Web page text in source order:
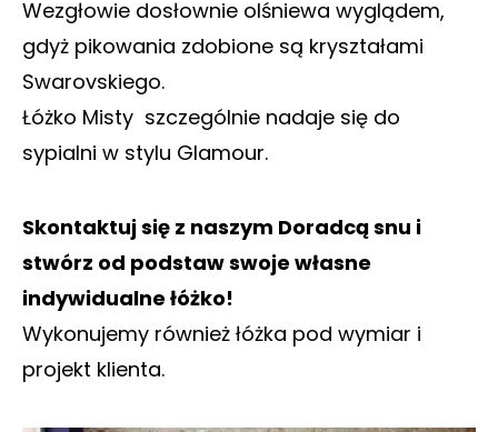
A
Wezgłowie dosłownie olśniewa wyglądem,
gdyż pikowania zdobione są kryształami
Swarovskiego.
Łóżko Misty szczególnie nadaje się do
sypialni w stylu Glamour.
Skontaktuj się z naszym Doradcą snu i
stwórz od podstaw swoje własne
indywidualne łóżko!
Wykonujemy również łóżka pod wymiar i
projekt klienta.